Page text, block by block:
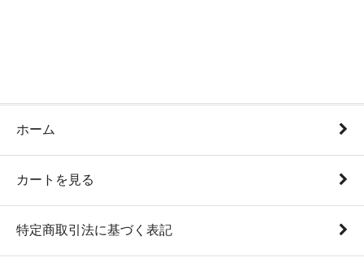
ホーム
カートを見る
特定商取引法に基づく表記